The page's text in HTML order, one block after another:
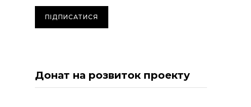
Донат на розвиток проекту